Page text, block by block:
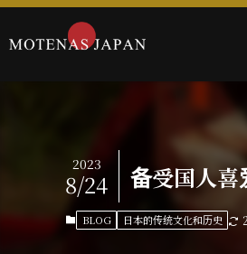
备受国人喜
2023
8/24
BLOG 日本的传统文化和历史